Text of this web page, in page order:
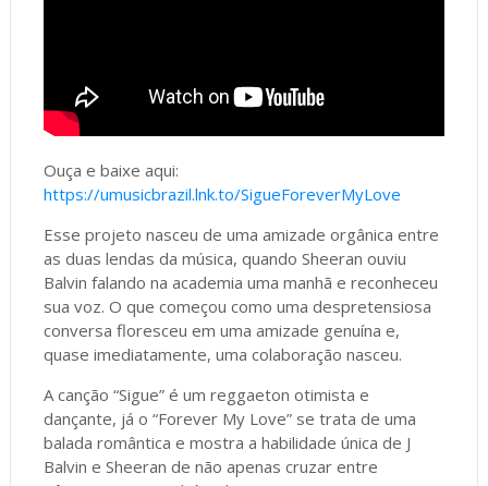
Ouça e baixe aqui:
https://umusicbrazil.lnk.to/SigueForeverMyLove
Esse projeto nasceu de uma amizade orgânica entre
as duas lendas da música, quando Sheeran ouviu
Balvin falando na academia uma manhã e reconheceu
sua voz. O que começou como uma despretensiosa
conversa floresceu em uma amizade genuína e,
quase imediatamente, uma colaboração nasceu.
A canção “Sigue” é um reggaeton otimista e
dançante, já o “Forever My Love” se trata de uma
balada romântica e mostra a habilidade única de J
Balvin e Sheeran de não apenas cruzar entre